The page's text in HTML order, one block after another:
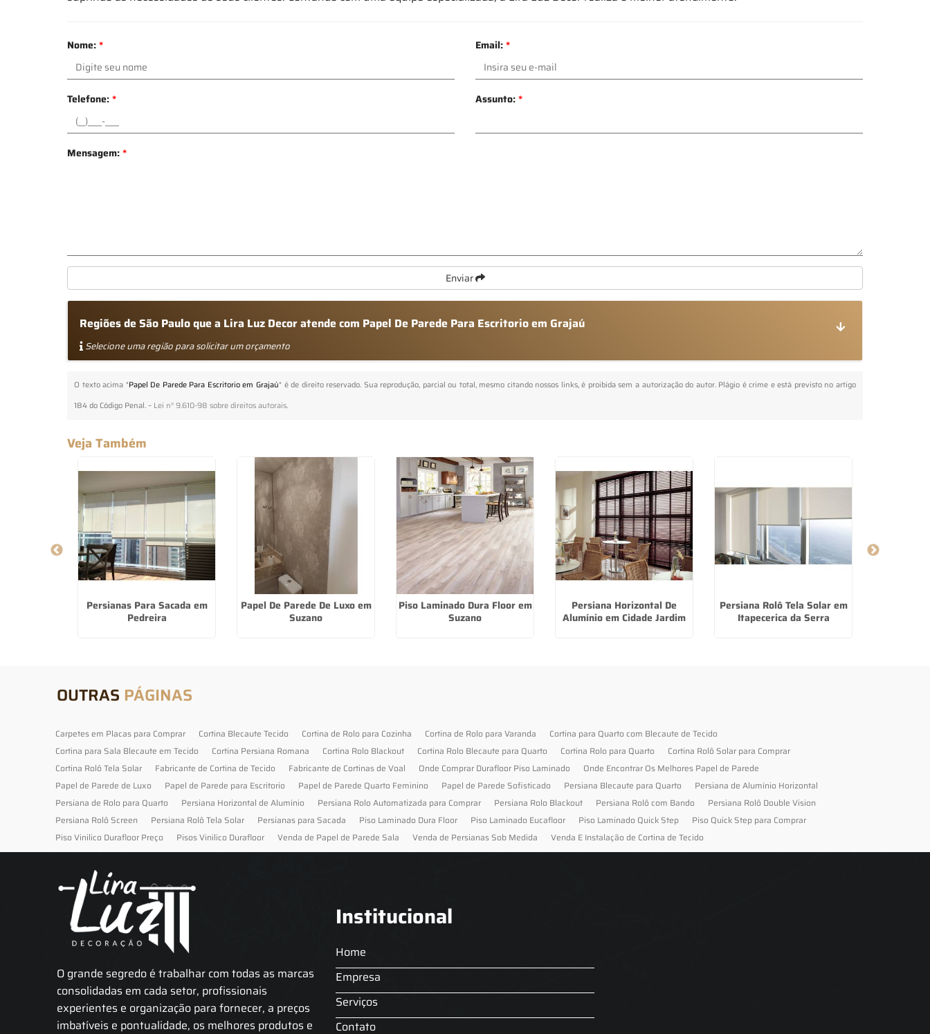
Nome:* Email:*
Telefone:* Assunto:*
Mensagem:*
Enviar
Regiões de São Paulo que a Lira Luz Decor atende com Papel De Parede Para Escritorio em Grajaú
Selecione uma região para solicitar um orçamento
O texto acima "Papel De Parede Para Escritorio em Grajaú" é de direito reservado. Sua reprodução, parcial ou total, mesmo citando nossos links, é proibida sem a autorização do autor. Plágio é crime e está previsto no artigo
184 do Código Penal. – Lei n° 9.610-98 sobre direitos autorais.
Veja Também
Persianas Para Sacada em
Pedreira
Papel De Parede De Luxo em
Suzano
Piso Laminado Dura Floor em
Suzano
Persiana Horizontal De
Alumínio em Cidade Jardim
Persiana Rolô Tela Solar em
Itapecerica da Serra
OUTRAS PÁGINAS
Carpetes em Placas para Comprar Cortina Blecaute Tecido Cortina de Rolo para Cozinha Cortina de Rolo para Varanda
Cortina para Quarto com Blecaute de Tecido
Cortina para Sala Blecaute em Tecido
Cortina Persiana Romana Cortina Rolo Blackout Cortina Rolo Blecaute para Quarto Cortina Rolo para Quarto
Cortina Rolô Solar para Comprar
Cortina Rolô Tela Solar
Fabricante de Cortina de Tecido Fabricante de Cortinas de Voal Onde Comprar Durafloor Piso Laminado
Onde Encontrar Os Melhores Papel de Parede
Papel de Parede de Luxo
Papel de Parede para Escritorio Papel de Parede Quarto Feminino Papel de Parede Sofisticado Persiana Blecaute para Quarto
Persiana de Alumínio Horizontal
Persiana de Rolo para Quarto
Persiana Horizontal de Alumínio Persiana Rolo Automatizada para Comprar Persiana Rolo Blackout Persiana Rolô com Bando
Persiana Rolô Double Vision
Persiana Rolô Screen
Persiana Rolô Tela Solar Persianas para Sacada Piso Laminado Dura Floor Piso Laminado Eucafloor Piso Laminado Quick Step
Piso Quick Step para Comprar
Piso Vinilico Durafloor Preço
Pisos Vinilico Durafloor Venda de Papel de Parede Sala Venda de Persianas Sob Medida Venda E Instalação de Cortina de Tecido
O grande segredo é trabalhar com todas as marcas
consolidadas em cada setor, profissionais
experientes e organização para fornecer, a preços
imbatíveis e pontualidade, os melhores produtos e
Institucional
Home
Empresa
Serviços
Contato